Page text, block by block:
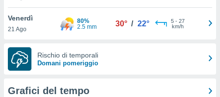
utilizzati
o
Venerdì
21 Ago
80%
2.5 mm
30° / 22° 5- 27
km/h
Rischio di temporali
Domani pomeriggio
Grafici del tempo